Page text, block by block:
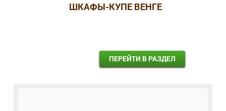
ШКАФЫ-КУПЕ ВЕНГЕ
ПЕРЕЙТИ В РАЗДЕЛ